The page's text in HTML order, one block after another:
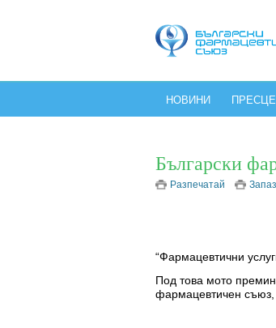
НОВИНИ
Български
Разпечатай
“Фармацевтични
Под това мото
фармацевтичен съюз,